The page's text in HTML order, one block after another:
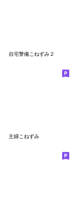
自宅警備こねずみ２
主婦こねずみ